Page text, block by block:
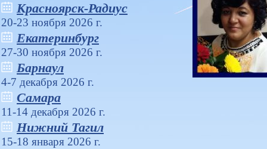
Красноярск-Радиус
20-23 ноября 2026 г.
Екатеринбург
27-30 ноября 2026 г.
Барнаул
4-7 декабря 2026 г.
Самара
11-14 декабря 2026 г.
Нижний Тагил
15-18 января 2026 г.